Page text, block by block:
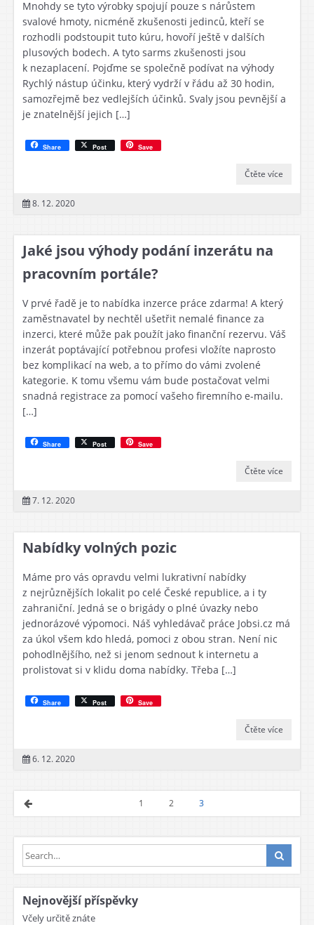
Mnohdy se tyto výrobky spojují pouze s nárůstem
svalové hmoty, nicméně zkušenosti jedinců, kteří se
rozhodli podstoupit tuto kúru, hovoří ještě v dalších
plusových bodech. A tyto sarms zkušenosti jsou
k nezaplacení. Pojďme se společně podívat na výhody
Rychlý nástup účinku, který vydrží v řádu až 30 hodin,
samozřejmě bez vedlejších účinků. Svaly jsou pevnější a
je znatelnější jejich […]
Share Post Save
Čtěte více
8. 12. 2020
Jaké jsou výhody podání inzerátu na
pracovním portále?
V prvé řadě je to nabídka inzerce práce zdarma! A který
zaměstnavatel by nechtěl ušetřit nemalé finance za
inzerci, které může pak použít jako finanční rezervu. Váš
inzerát poptávající potřebnou profesi vložíte naprosto
bez komplikací na web, a to přímo do vámi zvolené
kategorie. K tomu všemu vám bude postačovat velmi
snadná registrace za pomocí vašeho firemního e-mailu.
[…]
Share Post Save
Čtěte více
7. 12. 2020
Nabídky volných pozic
Máme pro vás opravdu velmi lukrativní nabídky
z nejrůznějších lokalit po celé České republice, a i ty
zahraniční. Jedná se o brigády o plné úvazky nebo
jednorázové výpomoci. Náš vyhledávač práce Jobsi.cz má
za úkol všem kdo hledá, pomoci z obou stran. Není nic
pohodlnějšího, než si jenom sednout k internetu a
prolistovat si v klidu doma nabídky. Třeba […]
Share Post Save
Čtěte více
6. 12. 2020
1 2 3
Nejnovější příspěvky
Včely určitě znáte